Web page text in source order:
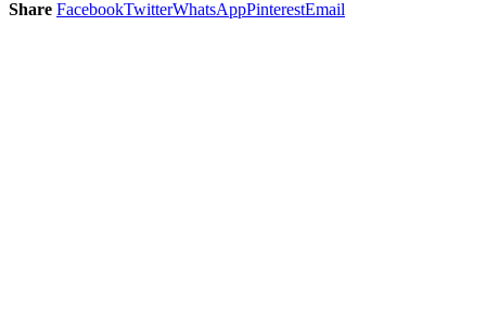
Share FacebookTwitterWhatsAppPinterestEmail